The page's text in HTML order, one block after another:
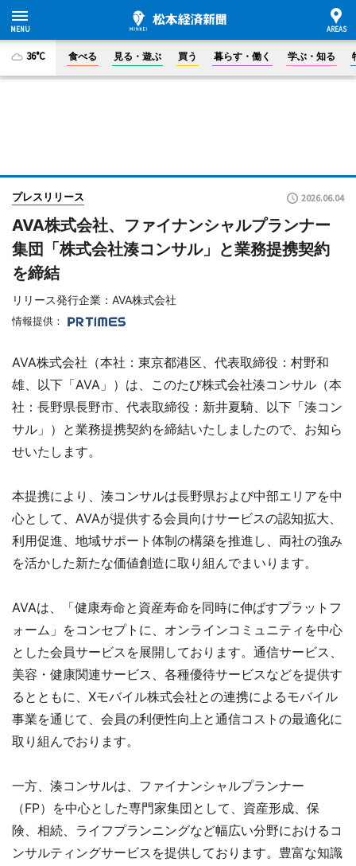
36°C 食べる 見る・遊ぶ 買う 暮らす・働く 学ぶ・知る
プレスリリース 2026.06.04
AVA株式会社、ファイナンシャルプランナー
集団「株式会社湊コンサル」と業務提携契約
を締結
リリース発行企業：AVA株式会社
情報提供：
AVA株式会社（本社：東京都港区、代表取締役：村野和
雄、以下「AVA」）は、このたび株式会社湊コンサル（本
社：長野県長野市、代表取締役：新井夏騎、以下「湊コン
サル」）と業務提携契約を締結いたしましたので、お知ら
せいたします。
本提携により、湊コンサルは長野県および中部エリアを中
心として、AVAが提供する会員向けサービスの認知拡大、
利用促進、地域サポート体制の構築を推進し、両社の強み
を活かした新たな価値創造に取り組んでまいります。
AVAは、「健康寿命と資産寿命を同時に伸ばすプラットフ
ォーム」をコンセプトに、オンラインコミュニティを中心
とした会員サービスを展開しております。通信サービス、
美容・健康関連サービス、各種優待サービスなどを提供す
るとともに、Xモバイル株式会社との連携によるモバイル
事業を通じて、会員の利便性向上と通信コストの最適化に
取り組んでおります。
一方、湊コンサルは、ファイナンシャルプランナー
（FP）を中心とした専門家集団として、資産形成、保
険、相続、ライフプランニングなど幅広い分野におけるコ
ンサルティングサービスを提供しております。豊富な知識